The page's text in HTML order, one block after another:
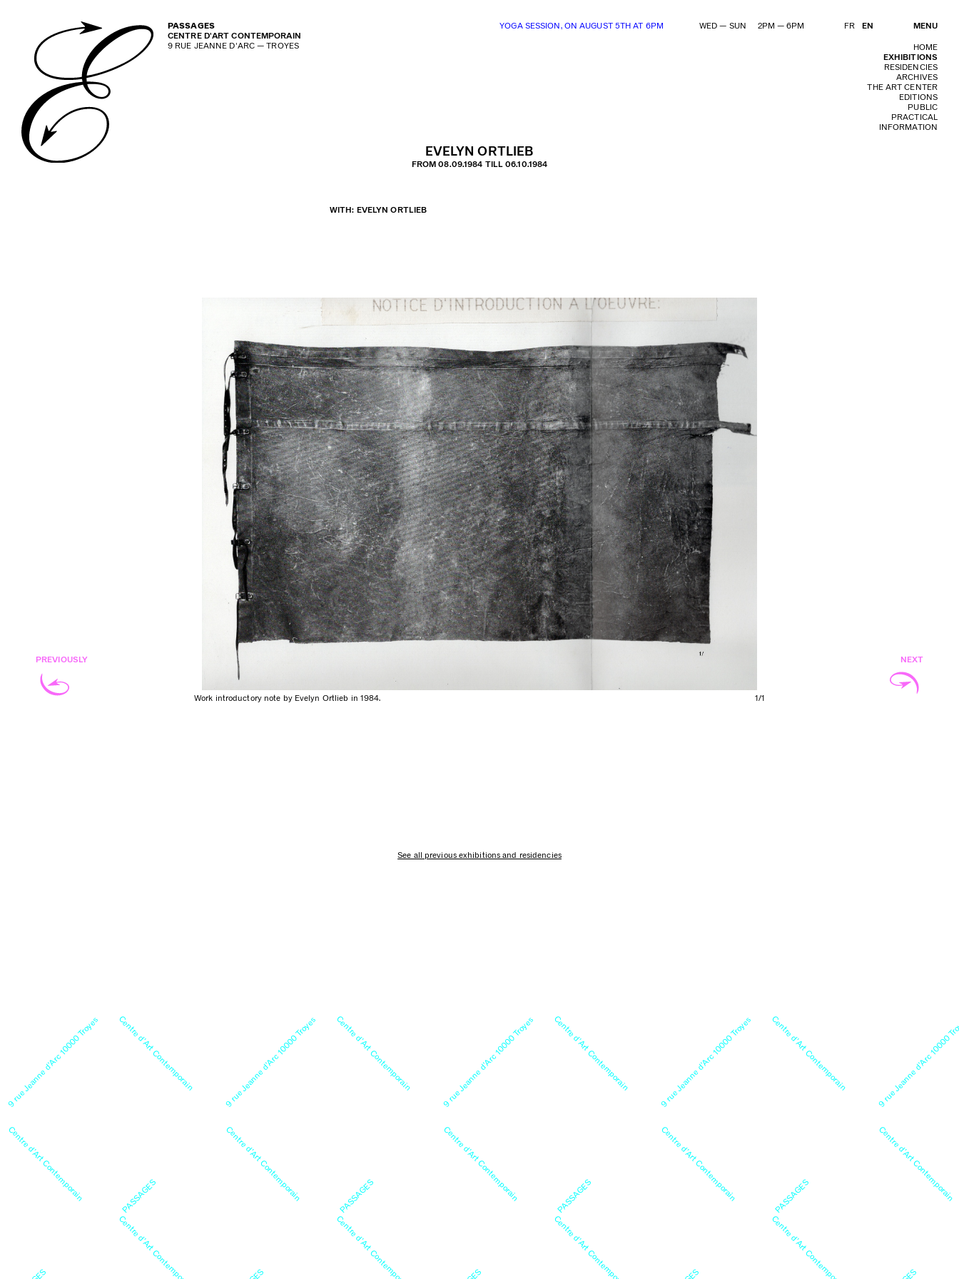
PASSAGES
CENTRE D'ART CONTEMPORAIN
9 RUE JEANNE D'ARC — TROYES
YOGA SESSION, ON AUGUST 5TH AT 6PM WED — SUN 2PM — 6PM FR EN MENU
HOME
EXHIBITIONS
RESIDENCIES
ARCHIVES
THE ART CENTER
EDITIONS
PUBLIC
PRACTICAL
INFORMATION
PREVIOUSLY NEXT
EVELYN ORTLIEB
FROM 08.09.1984 TILL 06.10.1984
WITH: EVELYN ORTLIEB
Work introductory note by Evelyn Ortlieb in 1984. 1/1
See all previous exhibitions and residencies
9 rue Jeanne d’Arc 10000 Troyes
Centre d’Art Contemporain
Centre d’Art Contemporain
PASSAGES
Centre d’Art Contemporain
9 rue Jeanne d’Arc 10000 Troyes
Centre d’Art Contemporain
Centre d’Art Contemporain
PASSAGES
Centre d’Art Contemporain
9 rue Jeanne d’Arc 10000 Troyes
Centre d’Art Contemporain
Centre d’Art Contemporain
PASSAGES
Centre d’Art Contemporain
9 rue Jeanne d’Arc 10000 Troyes
Centre d’Art Contemporain
Centre d’Art Contemporain
PASSAGES
Centre d’Art Contemporain
9 rue Jeanne d’Arc
Centre d’Art Contemporain